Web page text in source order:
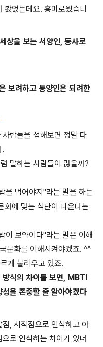
었는데요. 흥미로웠습니
상을 보는 서양인, 동사로
보려하고 동양인은 되려한
람들을 접해보면 정말 다
.
말하는 사람들이 많을까?
을 먹어야지"라는 말을 하는
화에 맞는 식단이 나온다는
이 보약이다"라는 말은 이해
문화를 이해시켜야겠죠. ^^
게 불리우고 있죠.
방식의 차이를 보면, MBTI
을 존중할 줄 알아야겠다
, 시작점으로 인식하고 아
로 인식하는 차이가 있더